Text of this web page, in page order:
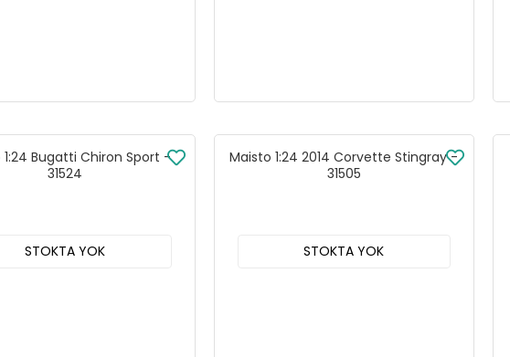
1:24 Bugatti Chiron Sport -
31524
STOKTA YOK
Maisto 1:24 2014 Corvette Stingray -
31505
STOKTA YOK